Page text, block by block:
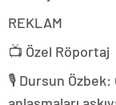
REKLAM
📺 Özel Röportaj
🎙️ Dursun